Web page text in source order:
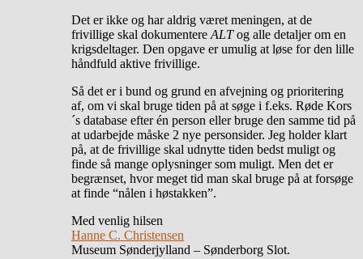
Det er ikke og har aldrig været meningen, at de
frivillige skal dokumentere ALTog alle detaljer om en
krigsdeltager. Den opgave er umulig at løse for den lille
håndfuld aktive frivillige.
Så det er i bund og grund en afvejning og prioritering
af, om vi skal bruge tiden på at søge i f.eks. Røde Kors
´s database efter én person eller bruge den samme tid på
at udarbejde måske 2 nye personsider. Jeg holder klart
på, at de frivillige skal udnytte tiden bedst muligt og
finde så mange oplysninger som muligt. Men det er
begrænset, hvor meget tid man skal bruge på at forsøge
at finde “nålen i høstakken”.
Med venlig hilsen
Hanne C. Christensen
Museum Sønderjylland – Sønderborg Slot.